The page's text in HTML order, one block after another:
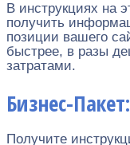
В инструкциях на
получить
позиции вашего
быстрее, в разы
затратами.
Бизнес-
Получите